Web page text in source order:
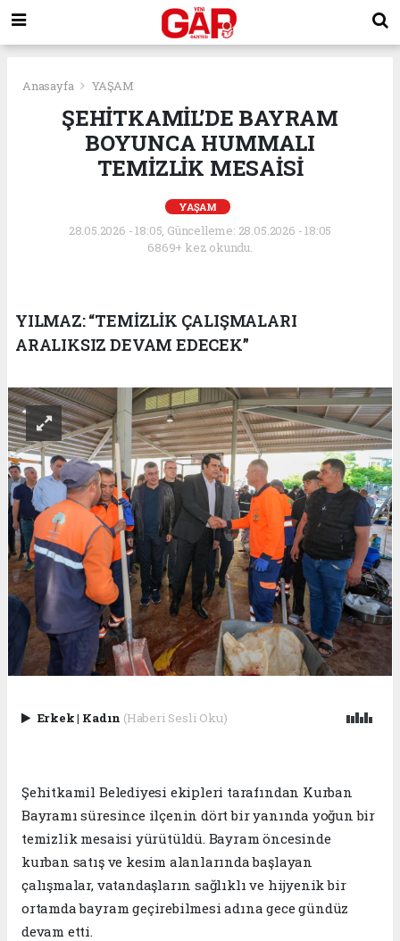
Anasayfa YAŞAM
ŞEHİTKAMİL’DE BAYRAM
BOYUNCA HUMMALI
TEMİZLİK MESAİSİ
YAŞAM
28.05.2026 - 18:05, Güncelleme: 28.05.2026 - 18:05
6869+ kez okundu.
YILMAZ: “TEMİZLİK ÇALIŞMALARI
ARALIKSIZ DEVAM EDECEK”
Erkek| Kadın (Haberi Sesli Oku)
Şehitkamil Belediyesi ekipleri tarafından Kurban
Bayramı süresince ilçenin dört bir yanında yoğun bir
temizlik mesaisi yürütüldü. Bayram öncesinde
kurban satış ve kesim alanlarında başlayan
çalışmalar, vatandaşların sağlıklı ve hijyenik bir
ortamda bayram geçirebilmesi adına gece gündüz
devam etti.